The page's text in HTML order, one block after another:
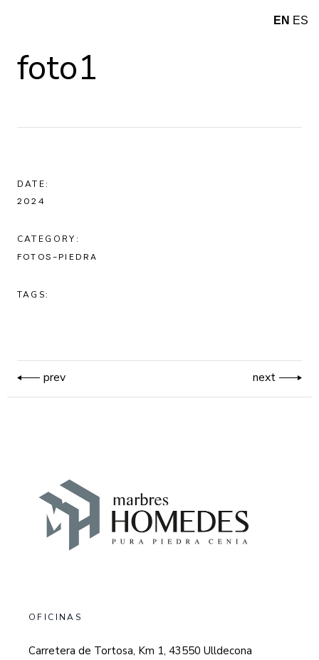
DATE:
2024
CATEGORY:
FOTOS-PIEDRA
TAGS:
foto1
prev next
OFICINAS
Carretera de Tortosa, Km 1, 43550 Ulldecona
EN ES